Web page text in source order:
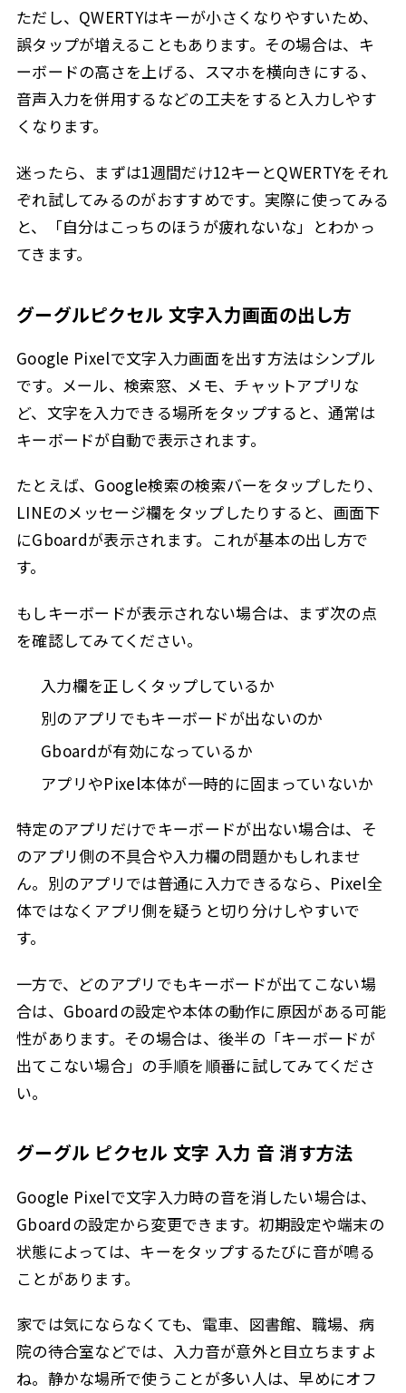
ただし、QWERTYはキーが小さくなりやすいため、
誤タップが増えることもあります。その場合は、キ
ーボードの高さを上げる、スマホを横向きにする、
音声入力を併用するなどの工夫をすると入力しやす
くなります。
迷ったら、まずは1週間だけ12キーとQWERTYをそれ
ぞれ試してみるのがおすすめです。実際に使ってみる
と、「自分はこっちのほうが疲れないな」とわかっ
てきます。
グーグルピクセル 文字入力画面の出し方
Google Pixelで文字入力画面を出す方法はシンプル
です。メール、検索窓、メモ、チャットアプリな
ど、文字を入力できる場所をタップすると、通常は
キーボードが自動で表示されます。
たとえば、Google検索の検索バーをタップしたり、
LINEのメッセージ欄をタップしたりすると、画面下
にGboardが表示されます。これが基本の出し方で
す。
もしキーボードが表示されない場合は、まず次の点
を確認してみてください。
入力欄を正しくタップしているか
別のアプリでもキーボードが出ないのか
Gboardが有効になっているか
アプリやPixel本体が一時的に固まっていないか
特定のアプリだけでキーボードが出ない場合は、そ
のアプリ側の不具合や入力欄の問題かもしれませ
ん。別のアプリでは普通に入力できるなら、Pixel全
体ではなくアプリ側を疑うと切り分けしやすいで
す。
一方で、どのアプリでもキーボードが出てこない場
合は、Gboardの設定や本体の動作に原因がある可能
性があります。その場合は、後半の「キーボードが
出てこない場合」の手順を順番に試してみてくださ
い。
グーグル ピクセル 文字 入力 音 消す方法
Google Pixelで文字入力時の音を消したい場合は、
Gboardの設定から変更できます。初期設定や端末の
状態によっては、キーをタップするたびに音が鳴る
ことがあります。
家では気にならなくても、電車、図書館、職場、病
院の待合室などでは、入力音が意外と目立ちますよ
ね。静かな場所で使うことが多い人は、早めにオフ